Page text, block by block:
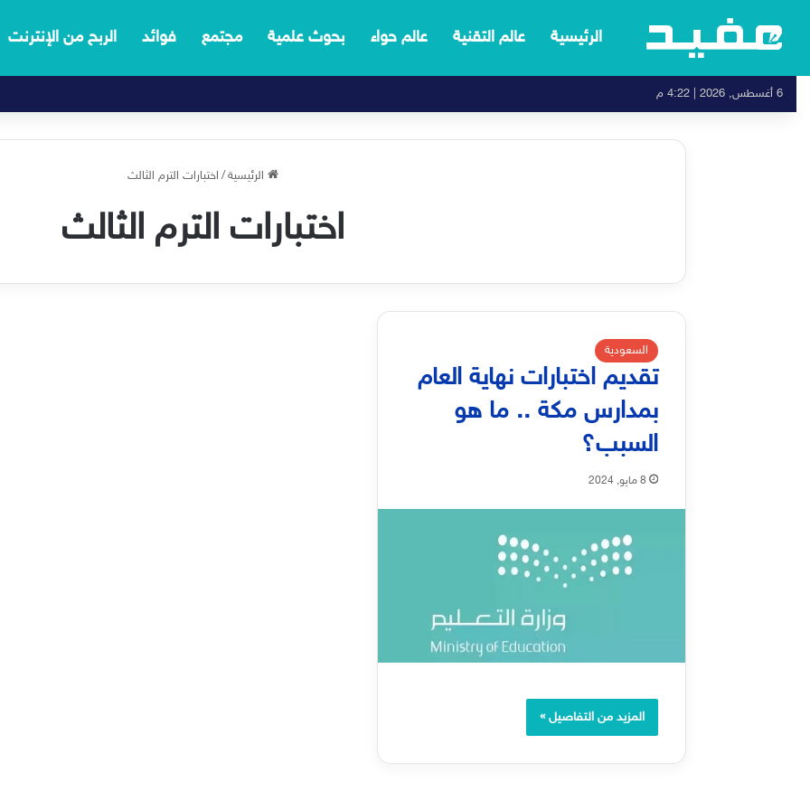
الرئيسية عالم التقنية عالم حواء بحوث علمية مجتمع فوائد الربح من الإنترنت
6 أغسطس, 2026 | 4:22 م
الرئيسية / اختبارات الترم الثالث
اختبارات الترم الثالث
السعودية
تقديم اختبارات نهاية العام
بمدارس مكة .. ما هو
السبب؟
8 مايو, 2024
المزيد من التفاصيل »